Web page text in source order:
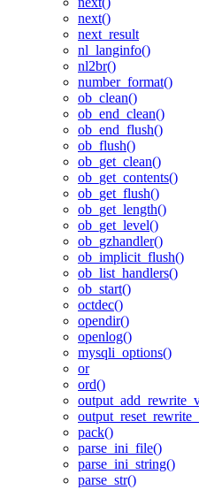
next()
next_result
nl_langinfo()
nl2br()
number_format()
ob_clean()
ob_end_clean()
ob_end_flush()
ob_flush()
ob_get_clean()
ob_get_contents()
ob_get_flush()
ob_get_length()
ob_get_level()
ob_gzhandler()
ob_implicit_flush()
ob_list_handlers()
ob_start()
octdec()
opendir()
openlog()
mysqli_options()
or
ord()
pack()
parse_ini_file()
parse_ini_string()
parse_str()